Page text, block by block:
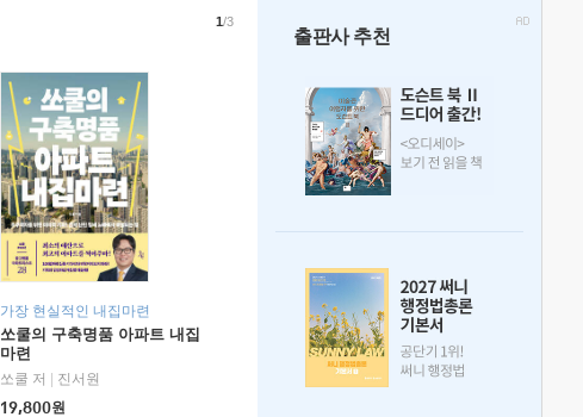
가장 현실적인 내집마련
쏘쿨의 구축명품 아파트 내집
마련
쏘쿨 저
진서원
19,800원
1/3
출판사 추천